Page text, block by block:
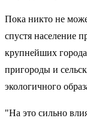
Пока никто не
спустя население
крупнейших
пригороды и
экологичного
"На это сильно